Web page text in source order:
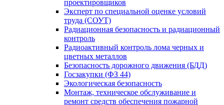
проектировщиков
Эксперт по специальной оценке условий
труда (СОУТ)
Радиационная безопасность и радиационный
контроль
Радиоактивный контроль лома черных и
цветных металлов
Безопасность дорожного движения (БДД)
Госзакупки (ФЗ 44)
Экологическая безопасность
Монтаж, техническое обслуживание и
ремонт средств обеспечения пожарной